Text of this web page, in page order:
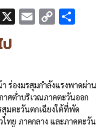
X E C
n
k
ร่องมรสุมกำลังแรงพาดผ่าน
ศต่ำบริเวณภาคตะวันออก
มตะวันตกเฉียงใต้ที่พัด
ทย ภาคกลาง และภาคตะวัน